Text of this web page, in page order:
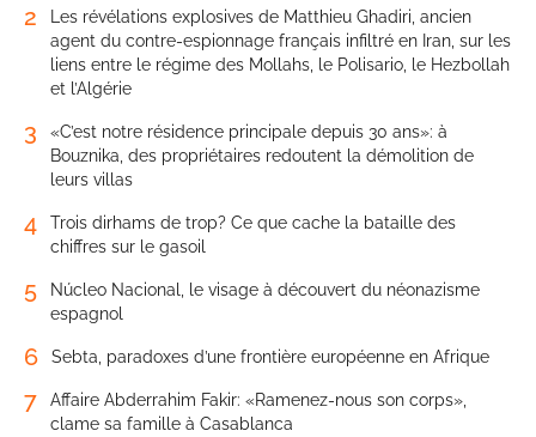
2
Les révélations explosives de Matthieu Ghadiri, ancien
agent du contre-espionnage français infiltré en Iran, sur les
liens entre le régime des Mollahs, le Polisario, le Hezbollah
et l’Algérie
3
«C’est notre résidence principale depuis 30 ans»: à
Bouznika, des propriétaires redoutent la démolition de
leurs villas
4
Trois dirhams de trop? Ce que cache la bataille des
chiffres sur le gasoil
5
Núcleo Nacional, le visage à découvert du néonazisme
espagnol
6 Sebta, paradoxes d’une frontière européenne en Afrique
7
Affaire Abderrahim Fakir: «Ramenez-nous son corps»,
clame sa famille à Casablanca